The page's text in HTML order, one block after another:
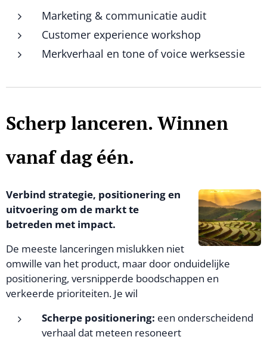
Marketing & communicatie audit
Customer experience workshop
Merkverhaal en tone of voice werksessie
Scherp lanceren. Winnen
vanaf dag één.
Verbind strategie, positionering en
uitvoering om de markt te
betreden met impact.
De meeste lanceringen mislukken niet
omwille van het product, maar door onduidelijke
positionering, versnipperde boodschappen en
verkeerde prioriteiten. Je wil
Scherpe positionering: een onderscheidend
verhaal dat meteen resoneert